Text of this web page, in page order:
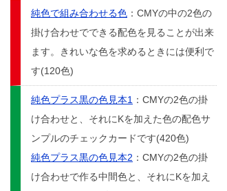
純色で組み合わせる色 ：CMYの中の2色の
掛け合わせでできる配色を見ることが出来
ます。きれいな色を求めるときには便利で
す(120色)
純色プラス黒の色見本1 ：CMYの2色の掛
け合わせと、それにKを加えた色の配色サ
ンプルのチェックカードです(420色)
純色プラス黒の色見本2 ：CMYの2色の掛
け合わせで作る中間色と、それにKを加え